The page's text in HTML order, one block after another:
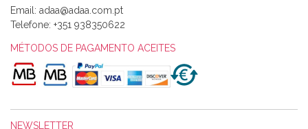
Alexandra Morais
Olá boa Noite. Os meus tecidos chegaram hoje. Muito
obrigada pelo miminho que dá um jeitaço pras minhas linhas
de bordar e não sei o que pões nos tecidos, mas que cheiram
maravilhosamente ... cheiram! :) Muito Obrigada.
Email:
Telefone: +351 938350622
MÉTODOS DE PAGAMENTO ACEITES
NEWSLETTER